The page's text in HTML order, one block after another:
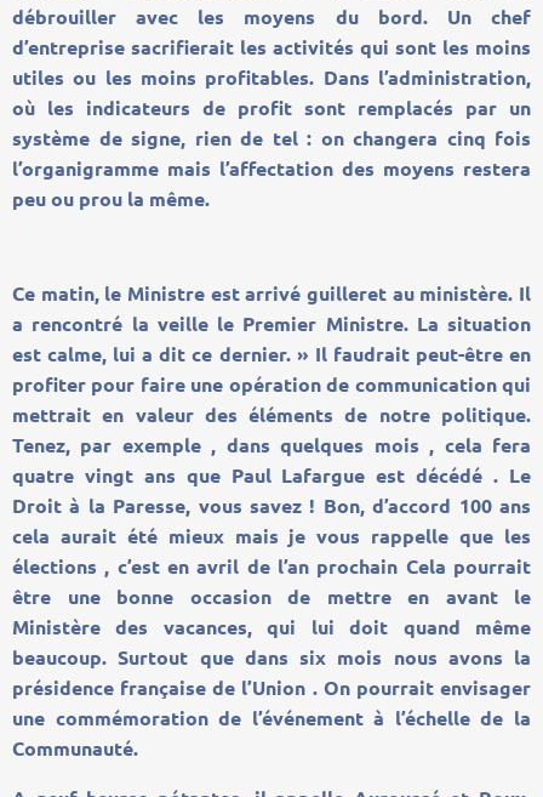
débrouiller avec les moyens du bord. Un chef
d’entreprise sacrifierait les activités qui sont les moins
utiles ou les moins profitables. Dans l’administration,
où les indicateurs de profit sont remplacés par un
système de signe, rien de tel : on changera cinq fois
l’organigramme mais l’affectation des moyens restera
peu ou prou la même.
Ce matin, le Ministre est arrivé guilleret au ministère. Il
a rencontré la veille le Premier Ministre. La situation
est calme, lui a dit ce dernier. » Il faudrait peut-être en
profiter pour faire une opération de communication qui
mettrait en valeur des éléments de notre politique.
Tenez, par exemple , dans quelques mois , cela fera
quatre vingt ans que Paul Lafargue est décédé . Le
Droit à la Paresse, vous savez ! Bon, d’accord 100 ans
cela aurait été mieux mais je vous rappelle que les
élections , c’est en avril de l’an prochain Cela pourrait
être une bonne occasion de mettre en avant le
Ministère des vacances, qui lui doit quand même
beaucoup. Surtout que dans six mois nous avons la
présidence française de l’Union . On pourrait envisager
une commémoration de l’événement à l’échelle de la
Communauté.